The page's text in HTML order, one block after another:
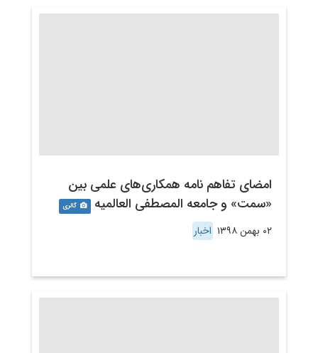
امضای تفاهم نامه همکاری‌های علمی بین
«سمت» و جامعه المصطفی العالمیه
گالری
۰۲ بهمن ۱۳۹۸ اخبار